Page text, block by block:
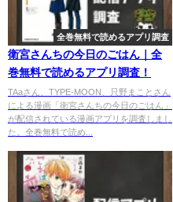
全巻無料で読めるアプリ調査
衛宮さんちの今日のごはん｜全
巻無料で読めるアプリ調査！
TAaさん、TYPE-MOON、只野まことさん
による漫画「衛宮さんちの今日のごはん」
が配信されている漫画アプリを調査しまし
た。全巻無料で読め...